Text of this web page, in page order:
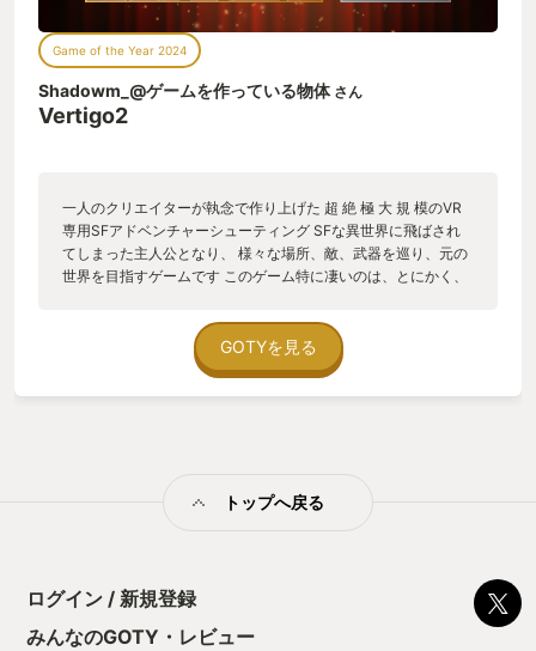
Game of the Year 2024
Shadowm_@ゲームを作っている物体さん
Vertigo2
一人のクリエイターが執念で作り上げた 超 絶 極 大 規 模のVR
専用SFアドベンチャーシューティング SFな異世界に飛ばされ
てしまった主人公となり、 様々な場所、敵、武器を巡り、元の
世界を目指すゲームです このゲーム特に凄いのは、とにかく、
設から始まり、ロボット製造所を抜け地下発電所に かと思えば
地下鉄、自然あふれる巨大な森、 カルト教団vs共産主義のロボ
ット戦争に巻き込まれたりと… とにかく先の読めない展開がど
込むなどの動作が必要、 銃に限らず剣から弓、更には"指"から
くれます VRゲームの難点というと、短い、または似たシチュエ
このゲームは真逆で、AAAタイトルにも並ぶ莫大ボリュームを
GOTYを見る
トップへ戻る
ログイン / 新規登録
みんなのGOTY・レビュー